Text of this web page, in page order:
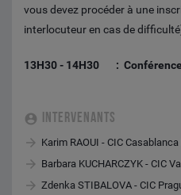
vous devez procéder à une
interlocuteur en cas de
13H30 - 14H30 : Conférence
INTERVENANTS
Karim RAOUI - CIC Casablanca
Barbara KUCHARCZYK - CIC
Zdenka STIBALOVA - CIC